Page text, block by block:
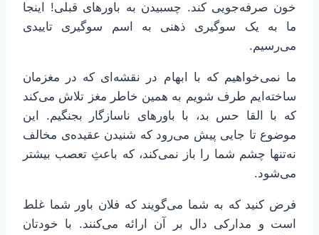
خون صرفه‌جویی کند. چسبیدن به باورهای قبلی! اینجا
ما به یک سوگیری ذهنی به اسم سوگیری تاییدی
می‌رسیم.
ما نمی‌خواهیم که با ابهام در نقشه‌ای که در مغزمان
ساخته‌ایم طرف شویم به همین خاطر مغز تلاش می‌کند
که با القا حس بد، با باورهای ناسازگار بجنگیم. این
موضوع تا جایی پیش می‌رود که شنیدن عقیده‌ی مخالف
نه‌تنها چشم شما را باز نمی‌کند، که باعثِ تعصب بیشتر
می‌شود.
فرض کنید که به شما می‌گویند که فلان باور شما غلط
است و مدارکی دال بر آن ارائه می‌کنند. با خودتان